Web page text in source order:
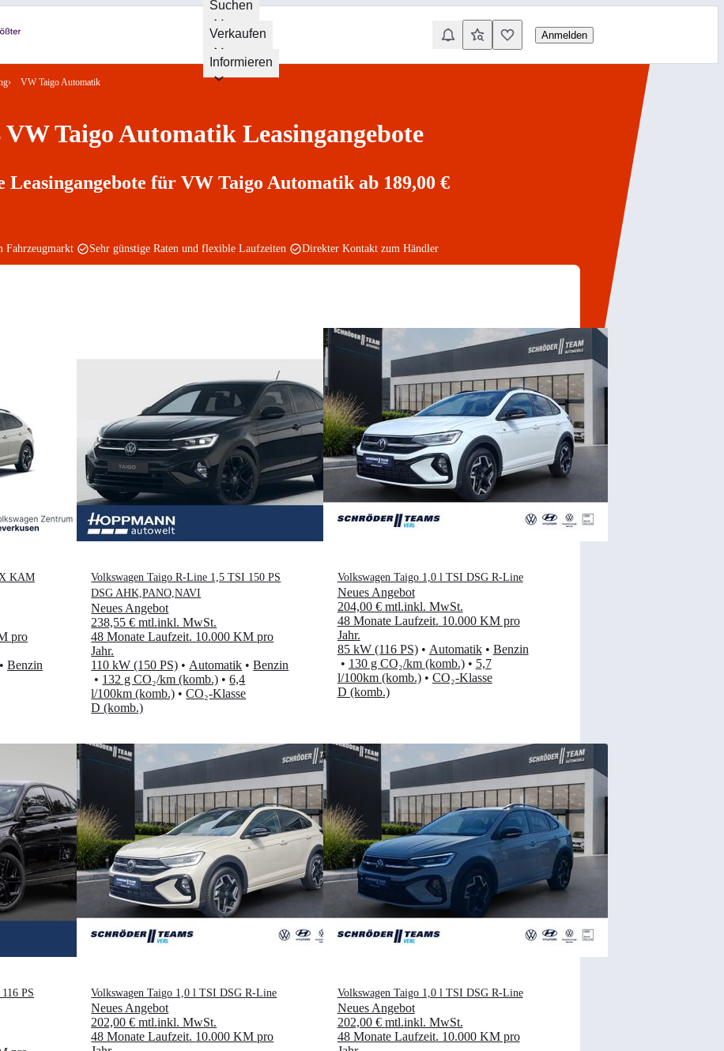
Suchen
Verkaufen
Informieren
Anmelden
VW Taigo Automatik
VW Taigo Automatik Leasingangebote
Leasingangebote für VW Taigo Automatik ab 189,00 €
Fahrzeugmarkt Sehr günstige Raten und flexible Laufzeiten Direkter Kontakt zum Händler
KAM
pro
• Benzin
Volkswagen Taigo R-Line 1,5 TSI 150 PS
DSG AHK,PANO,NAVI
Neues Angebot
238,55 € mtl.inkl. MwSt.
48 Monate Laufzeit. 10.000 KM pro
Jahr.
110 kW (150 PS) • Automatik • Benzin
• 132 g CO₂/km (komb.) • 6,4
l/100km (komb.) • CO₂-Klasse
D (komb.)
Volkswagen Taigo 1,0 l TSI DSG R-Line
Neues Angebot
204,00 € mtl.inkl. MwSt.
48 Monate Laufzeit. 10.000 KM pro
Jahr.
85 kW (116 PS) • Automatik • Benzin
• 130 g CO₂/km (komb.) • 5,7
l/100km (komb.) • CO₂-Klasse
D (komb.)
PS
Volkswagen Taigo 1,0 l TSI DSG R-Line
Neues Angebot
202,00 € mtl.inkl. MwSt.
48 Monate Laufzeit. 10.000 KM pro
Volkswagen Taigo 1,0 l TSI DSG R-Line
Neues Angebot
202,00 € mtl.inkl. MwSt.
48 Monate Laufzeit. 10.000 KM pro